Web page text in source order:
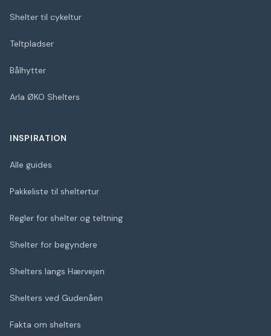
Shelter til cykeltur
Teltpladser
Bålhytter
Arla ØKO Shelters
INSPIRATION
Alle guides
Pakkeliste til sheltertur
Regler for shelter og teltning
Shelter for begyndere
Shelters langs Hærvejen
Shelters ved Gudenåen
Fakta om shelters